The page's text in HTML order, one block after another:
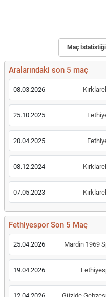
Maç İstatistiği
Aralarındaki son 5 maç
08.03.2026
25.10.2025
20.04.2025
08.12.2024
07.05.2023
Fethiyespor Son 5 Maç
25.04.2026 Mardin 1969
19.04.2026